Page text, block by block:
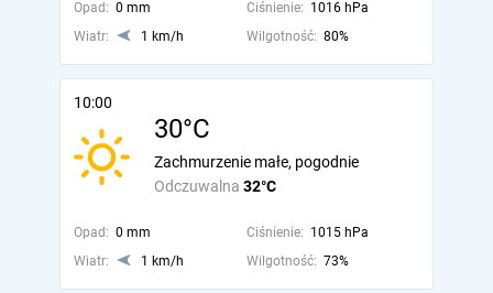
Opad: 0 mm Ciśnienie: 1016 hPa
Wiatr:
1 km/h Wilgotność: 80%
10:00
30°C
Odczuwalna 32°C
Zachmurzenie małe, pogodnie
Opad: 0 mm Ciśnienie: 1015 hPa
Wiatr:
1 km/h Wilgotność: 73%